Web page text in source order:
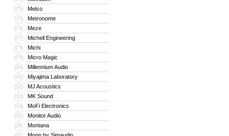
174 Melco
175 Metronome
176 Meze
177 Michell Engineering
178 Michi
179 Micro Magic
180 Millennium Audio
181 Miyajima Laboratory
182 MJ Acoustics
183 MK Sound
184 MoFi Electronics
185 Monitor Audio
186 Montana